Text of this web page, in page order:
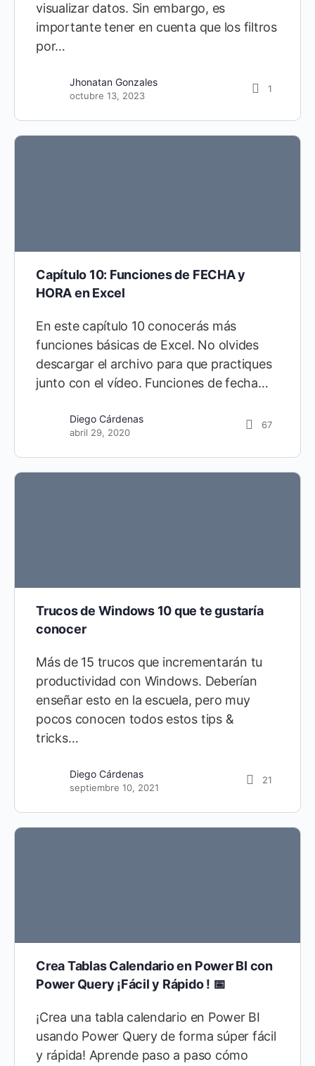
visualizar datos. Sin embargo, es
importante tener en cuenta que los filtros
por…
Jhonatan Gonzales
octubre 13, 2023
1
Capítulo 10: Funciones de FECHA y
HORA en Excel
En este capítulo 10 conocerás más
funciones básicas de Excel. No olvides
descargar el archivo para que practiques
junto con el vídeo. Funciones de fecha…
Diego Cárdenas
abril 29, 2020
67
Trucos de Windows 10 que te gustaría
conocer
Más de 15 trucos que incrementarán tu
productividad con Windows. Deberían
enseñar esto en la escuela, pero muy
pocos conocen todos estos tips &
tricks…
Diego Cárdenas
septiembre 10, 2021
21
Crea Tablas Calendario en Power BI con
Power Query ¡Fácil y Rápido ! 📅
¡Crea una tabla calendario en Power BI
usando Power Query de forma súper fácil
y rápida! Aprende paso a paso cómo